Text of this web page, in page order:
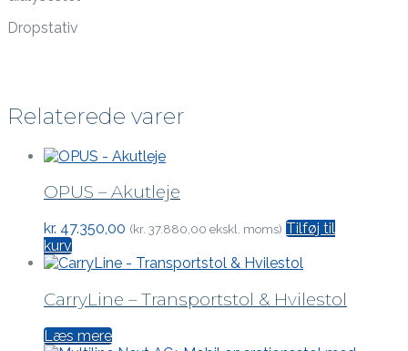
Dropstativ
Relaterede varer
OPUS – Akutleje
kr. 47.350,00 (kr. 37.880,00 ekskl. moms) Tilføj til
kurv
CarryLine – Transportstol & Hvilestol
Læs mere